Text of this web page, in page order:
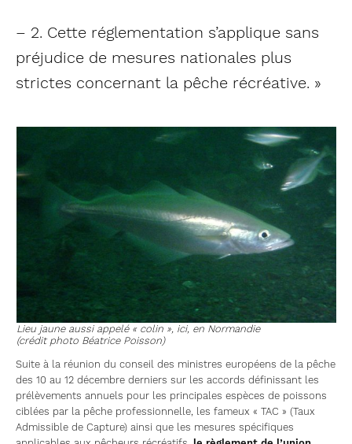
– 2. Cette réglementation s’applique sans
préjudice de mesures nationales plus
strictes concernant la pêche récréative. »
Lieu jaune aussi appelé « colin », ici, en Normandie
(crédit photo Béatrice Poisson)
Suite à la réunion du conseil des ministres européens de la pêche
des 10 au 12 décembre derniers sur les accords définissant les
prélèvements annuels pour les principales espèces de poissons
ciblées par la pêche professionnelle, les fameux « TAC » (Taux
Admissible de Capture) ainsi que les mesures spécifiques